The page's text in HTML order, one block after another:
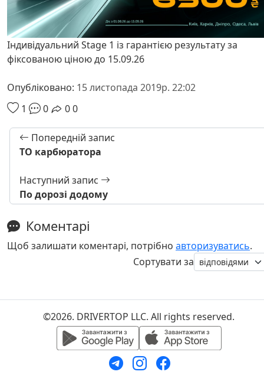
Індивідуальний Stage 1 із гарантією результату за
фіксованою ціною до 15.09.26
Опубліковано: 15 листопада 2019р. 22:02
1
0 00
Попередній запис
ТО карбюратора
Наступний запис
По дорозі додому
Коментарі
Щоб залишати коментарі, потрібно авторизуватись.
Сортувати за
©2026. DRIVERTOP LLC. All rights reserved.